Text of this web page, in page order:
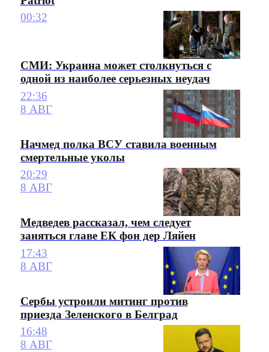
00:32
СМИ: Украина может столкнуться с
одной из наиболее серьезных неудач
22:36
8 АВГ
Начмед полка ВСУ ставила военным
смертельные уколы
20:29
8 АВГ
Медведев рассказал, чем следует
заняться главе ЕК фон дер Ляйен
17:43
8 АВГ
Сербы устроили митинг против
приезда Зеленского в Белград
16:48
8 АВГ